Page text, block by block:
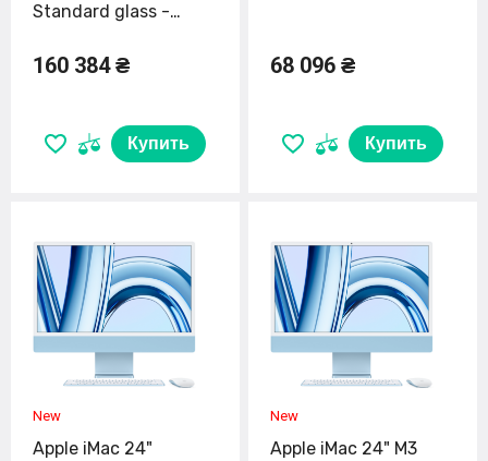
Standard glass -
160 384 ₴
Купить
68 096 ₴
Купить
Apple iMac 24"
Apple iMac 24" M3